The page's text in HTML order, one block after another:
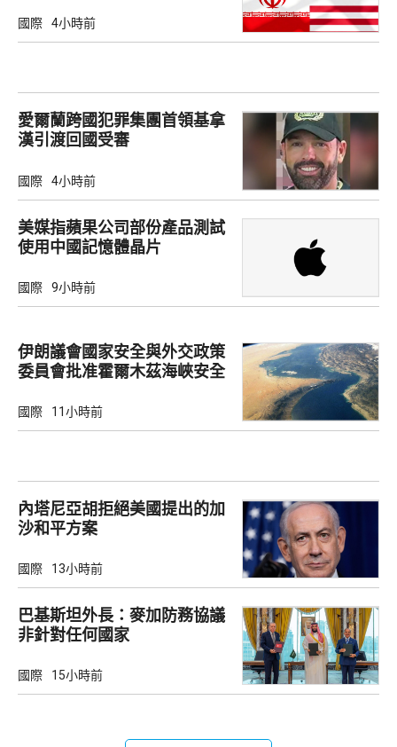
國際 4小時前
愛爾蘭跨國犯罪集團首領基拿
漢引渡回國受審
國際 4小時前
美媒指蘋果公司部份產品測試
使用中國記憶體晶片
國際 9小時前
伊朗議會國家安全與外交政策
委員會批准霍爾木茲海峽安全
國際 11小時前
內塔尼亞胡拒絕美國提出的加
沙和平方案
國際 13小時前
巴基斯坦外長：麥加防務協議
非針對任何國家
國際 15小時前